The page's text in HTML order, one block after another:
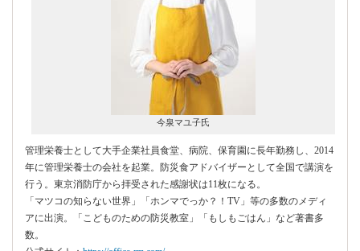
今泉マユ子氏
管理栄養士として大手企業社員食堂、病院、保育園に長年勤務し、2014
年に管理栄養士の会社を起業。防災食アドバイザーとして全国で講演を
行う。東京消防庁から拝受された感謝状は11枚になる。
「マツコの知らない世界」「ホンマでっか？！TV」等の多数のメディ
アに出演。「こどものための防災教室」「もしもごはん」など著書多
数。